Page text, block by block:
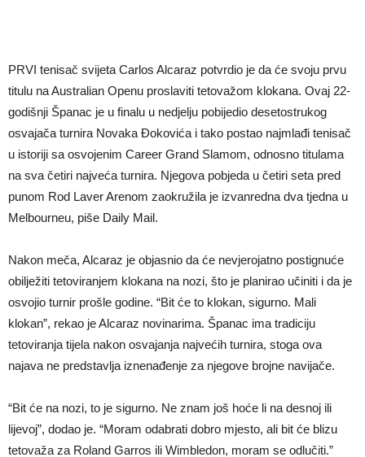
PRVI tenisač svijeta Carlos Alcaraz potvrdio je da će svoju prvu
titulu na Australian Openu proslaviti tetovažom klokana. Ovaj 22-
godišnji Španac je u finalu u nedjelju pobijedio desetostrukog
osvajača turnira Novaka Đokovića i tako postao najmlađi tenisač
u istoriji sa osvojenim Career Grand Slamom, odnosno titulama
na sva četiri najveća turnira. Njegova pobjeda u četiri seta pred
punom Rod Laver Arenom zaokružila je izvanredna dva tjedna u
Melbourneu, piše Daily Mail.
Nakon meča, Alcaraz je objasnio da će nevjerojatno postignuće
obilježiti tetoviranjem klokana na nozi, što je planirao učiniti i da je
osvojio turnir prošle godine. “Bit će to klokan, sigurno. Mali
klokan”, rekao je Alcaraz novinarima. Španac ima tradiciju
tetoviranja tijela nakon osvajanja najvećih turnira, stoga ova
najava ne predstavlja iznenađenje za njegove brojne navijače.
“Bit će na nozi, to je sigurno. Ne znam još hoće li na desnoj ili
lijevoj”, dodao je. “Moram odabrati dobro mjesto, ali bit će blizu
tetovaža za Roland Garros ili Wimbledon, moram se odlučiti.”